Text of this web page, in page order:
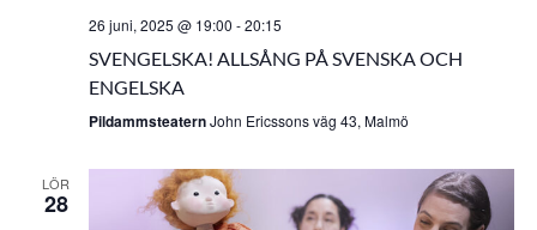
26 juni, 2025 @ 19:00 -20:15
SVENGELSKA! ALLSÅNG PÅ SVENSKA OCH
ENGELSKA
PildammsteaternJohn Ericssons väg 43, Malmö
LÖR
28